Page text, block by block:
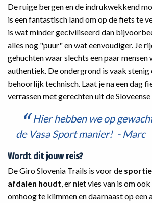
De ruige bergen en de indrukwekkend
is een fantastisch land om op de fiets te
is wat minder geciviliseerd dan
alles nog "puur" en wat eenvoudiger. Je
gehuchten waar slechts een paar mensen
authentiek. De ondergrond is vaak stenig
behoorlijk technisch. Laat je na een dag
verrassen met gerechten uit de Sloveense
Hier hebben we op
de Vasa Sport manier! - Marc
Wordt dit jouw reis?
De Giro Slovenia Trails is voor de
afdalen houdt , er niet vies van is om
omhoog te klimmen en daarnaast op een